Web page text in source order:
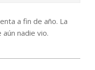
a fin de año. La
nadie vio.